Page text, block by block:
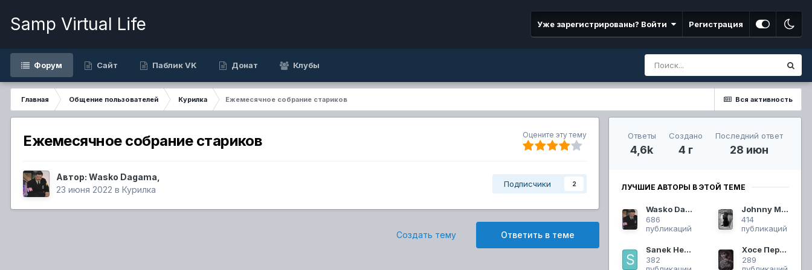
Samp Virtual Life Уже зарегистрированы? Войти Регистрация
Форум Сайт Паблик VK Донат Клубы
Вся активность
Главная Общение пользователей Курилка Ежемесячное собрание стариков
Ежемесячное собрание стариков Оцените эту тему
Автор: Wasko Dagama
23 июня 2022 в Курилка
Подписчики 2
Ответить в теме
Создать тему
Ответы
4,6k
Создано
4 г
Последний ответ
28 июн
ЛУЧШИЕ АВТОРЫ В ЭТОЙ ТЕМЕ
Wasko Dagama
686
публикаций
Johnny Mayfield
414
публикаций
Sanek Hezard
382
Хосе Перец
289